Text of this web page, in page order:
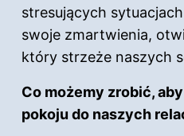
stresujących
swoje zmartwienia,
który strzeże naszych
Co możemy zrobić,
pokoju do naszych